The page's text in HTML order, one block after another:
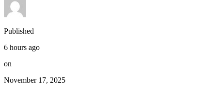
Published
6 hours ago
on
November 17, 2025